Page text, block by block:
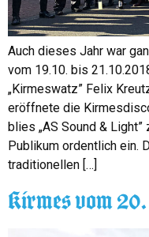
Auch dieses Jahr war
vom 19.10. bis
„Kirmeswatz” Felix
eröffnete die
blies „AS Sound &
Publikum ordentlich ein.
traditionellen […]
Kirmes vom